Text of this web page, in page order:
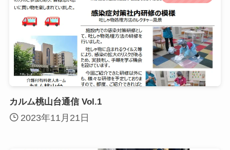
カルム桃山台通信 Vol.1
2023年11月21日